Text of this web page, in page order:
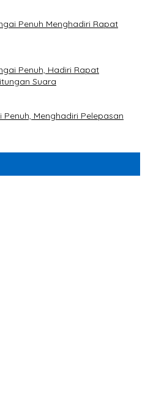
Penuh Menghadiri Rapat
Penuh, Hadiri Rapat
Suara
Penuh, Menghadiri Pelepasan